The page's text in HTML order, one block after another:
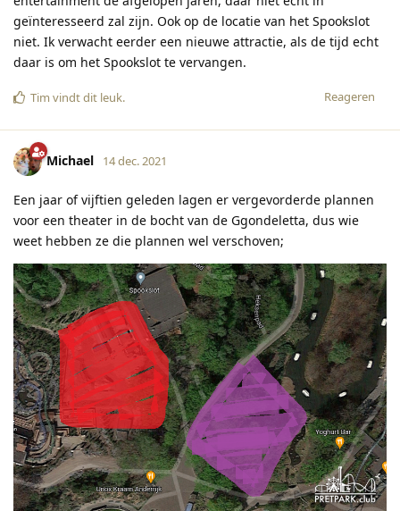
geïnteresseerd zal zijn. Ook op de locatie van het Spookslot
niet. Ik verwacht eerder een nieuwe attractie, als de tijd echt
daar is om het Spookslot te vervangen.
Reageren
Tim vindt dit leuk.
Michael 14 dec. 2021
Een jaar of vijftien geleden lagen er vergevorderde plannen
voor een theater in de bocht van de Ggondeletta, dus wie
weet hebben ze die plannen wel verschoven;